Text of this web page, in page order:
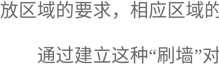
放区域的要求，相应区域
通过建立这种“刷墙”对